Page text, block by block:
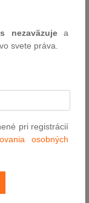
s odkazmi na
nezaväzujea
svete práva.
pri registrácií
osobných